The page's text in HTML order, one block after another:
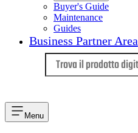
Buyer's Guide
Maintenance
Guides
Business Partner Area
Menu